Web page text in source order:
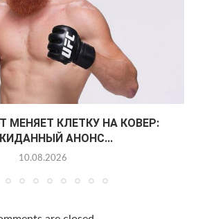
МЕНЯЕТ КЛЕТКУ НА КОВЕР:
АНОНС...
10.08.2026